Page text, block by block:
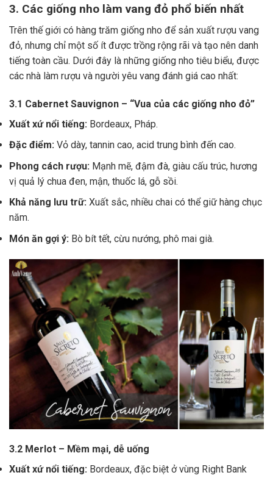
3. Các giống nho làm vang đỏ phổ biến nhất
Trên thế giới có hàng trăm giống nho để sản xuất rượu vang
đỏ, nhưng chỉ một số ít được trồng rộng rãi và tạo nên danh
tiếng toàn cầu. Dưới đây là những giống nho tiêu biểu, được
các nhà làm rượu và người yêu vang đánh giá cao nhất:
3.1 Cabernet Sauvignon – “Vua của các giống nho đỏ”
Xuất xứ nổi tiếng: Bordeaux, Pháp.
Đặc điểm: Vỏ dày, tannin cao, acid trung bình đến cao.
Phong cách rượu: Mạnh mẽ, đậm đà, giàu cấu trúc, hương
vị quả lý chua đen, mận, thuốc lá, gỗ sồi.
Khả năng lưu trữ: Xuất sắc, nhiều chai có thể giữ hàng chục
năm.
Món ăn gợi ý: Bò bít tết, cừu nướng, phô mai già.
3.2 Merlot – Mềm mại, dễ uống
Xuất xứ nổi tiếng: Bordeaux, đặc biệt ở vùng Right Bank